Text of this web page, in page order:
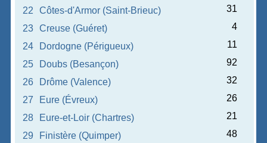
22
Côtes-d'Armor (Saint-Brieuc)
31
23
Creuse (Guéret)
4
24
Dordogne (Périgueux)
11
25
Doubs (Besançon)
92
26
Drôme (Valence)
32
27
Eure (Évreux)
26
28
Eure-et-Loir (Chartres)
21
29
Finistère (Quimper) 48